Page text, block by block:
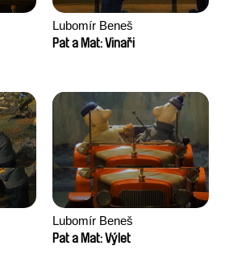
Lubomír Beneš
Pat a Mat: Vinaři
Lubomír Beneš
Pat a Mat: Výlet